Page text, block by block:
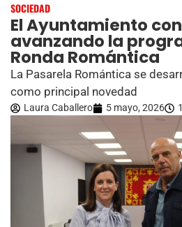
SOCIEDAD
El Ayuntamiento
avanzando la
Ronda Romántica
La Pasarela Romántica se
como principal novedad
Laura Caballero 5 mayo, 2026